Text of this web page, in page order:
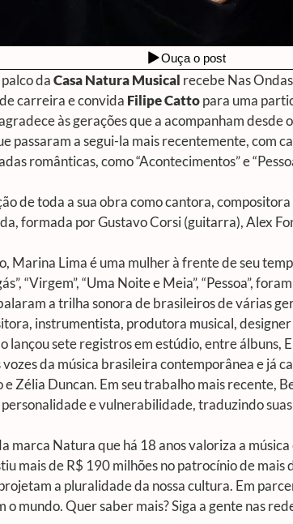
daCasa Natura Musical recebeNas
carreira e convida Filipe Cattopara uma
às gerações que a acompanham desde
passaram a segui-la mais recentemente, com
românticas, como “Acontecimentos” e
de toda a sua obra como cantora,
formada por Gustavo Corsi (guitarra), Alex
Marina Lima é uma mulher à frente de seu
“Virgem”, “Uma Noite e Meia”, “Pessoa”,
a trilha sonora de brasileiros de várias
instrumentista, produtora musical,
lançou sete registros em estúdio, entre álbuns,
da música brasileira contemporânea e já
Zélia Duncan. Em seu trabalho mais recente,
e vulnerabilidade, traduzindo
Natura que há 18 anos valoriza a
mais de R$ 190 milhões no patrocínio de
a pluralidade da nossa cultura. Em
mundo. Quer saber mais? Siga a gente nas